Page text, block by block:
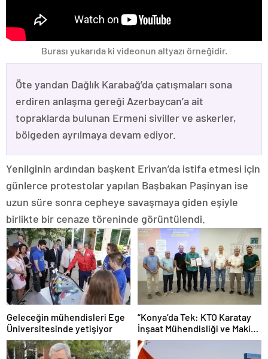
Burası yukarıda ki videonun altyazı örneğidir.
Öte yandan Dağlık Karabağ’da çatışmaları sona
erdiren anlaşma gereği Azerbaycan’a ait
topraklarda bulunan Ermeni siviller ve askerler,
bölgeden ayrılmaya devam ediyor.
Yenilginin ardından başkent Erivan’da istifa etmesi için
günlerce protestolar yapılan Başbakan Paşinyan ise
uzun süre sonra cepheye savaşmaya giden eşiyle
birlikte bir cenaze töreninde görüntülendi.
Geleceğin mühendisleri Ege
Üniversitesinde yetişiyor
“Konya’da Tek: KTO Karatay
İnşaat Mühendisliği ve Makine
Mühendisliği Bölümleri
Avrupa’da Tanınacak”